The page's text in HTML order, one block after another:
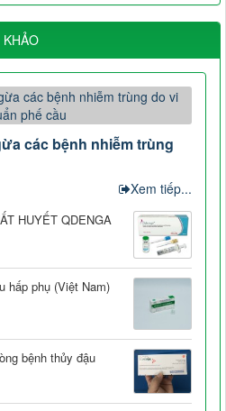
các bệnh nhiễm trùng
Xem tiếp...
HUYẾT QDENGA
hấp phụ (Việt Nam)
bệnh thủy đậu